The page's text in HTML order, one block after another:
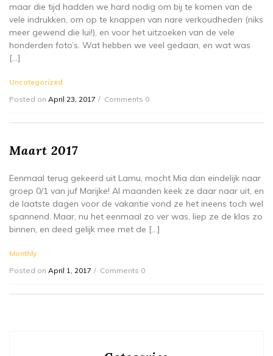
maar die tijd hadden we hard nodig om bij te komen van de
vele indrukken, om op te knappen van nare verkoudheden (niks
meer gewend die lui!), en voor het uitzoeken van de vele
honderden foto’s. Wat hebben we veel gedaan, en wat was
[…]
Uncategorized
Posted on April 23, 2017 Comments 0
Maart 2017
Eenmaal terug gekeerd uit Lamu, mocht Mia dan eindelijk naar
groep 0/1 van juf Marijke! Al maanden keek ze daar naar uit, en
de laatste dagen voor de vakantie vond ze het ineens toch wel
spannend. Maar, nu het eenmaal zo ver was, liep ze de klas zo
binnen, en deed gelijk mee met de […]
Monthly
Posted on April 1, 2017 Comments 0